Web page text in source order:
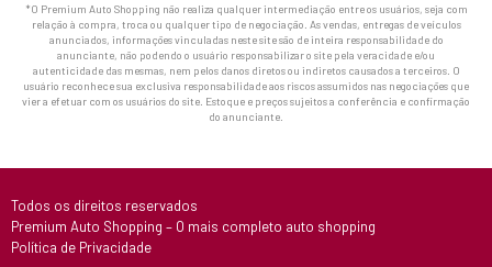
*O Premium Auto Shopping não realiza qualquer intermediação entre os usuários, seja com
relação à compra, troca ou qualquer tipo de negociação. As vendas, entregas de veículos
anunciados, informações vinculadas neste site são de inteira responsabilidade do
anunciante, não podendo o usuário responsabilizar o site pela veracidade e/ou
autenticidade das mesmas, nem pelos danos diretos ou indiretos causados a terceiros. O
usuário reconhece sua exclusiva responsabilidade aos riscos assumidos nas negociações que
vier a efetuar com os usuários do site. Estoque e preços sujeitos a conferência e confirmação
do anunciante.
Todos os direitos reservados
Premium Auto Shopping – O mais completo auto shopping
Política de Privacidade